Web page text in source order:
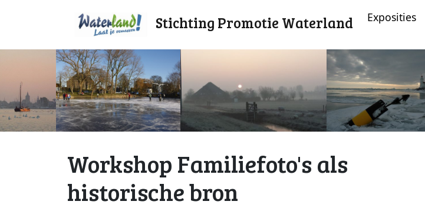
Stichting Promotie Waterland Exposities
Workshop Familiefoto's als
historische bron